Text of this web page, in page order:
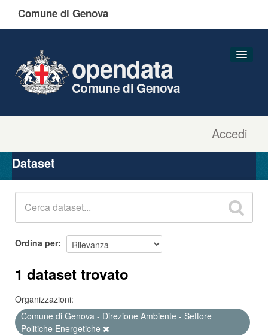
Comune di Genova
Accedi
opendata
Comune di Genova
Organizzazioni
Gruppi
Dataset
Ordina per
1 dataset trovato
Organizzazioni:
Comune di Genova - Direzione Ambiente - Settore
Politiche Energetiche